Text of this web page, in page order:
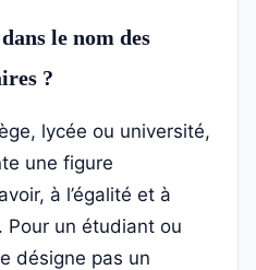
le nom des
?
lycée ou université,
une figure
à l’égalité et à
Pour un étudiant ou
désigne pas un